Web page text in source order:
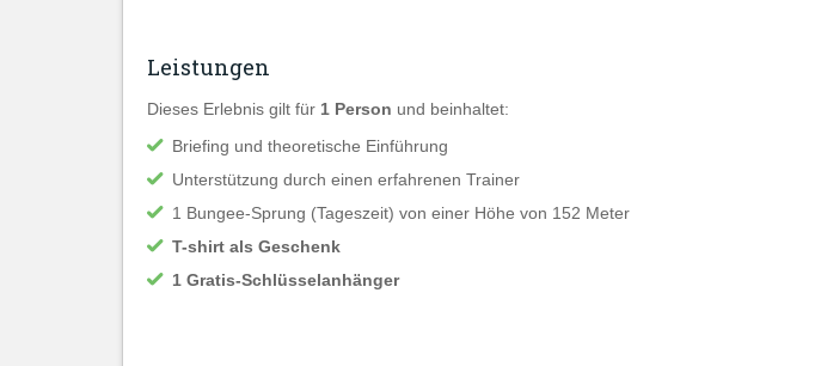
Leistungen
Dieses Erlebnis gilt für 1 Person und beinhaltet:
Briefing und theoretische Einführung
Unterstützung durch einen erfahrenen Trainer
1 Bungee-Sprung (Tageszeit) von einer Höhe von 152 Meter
T-shirt als Geschenk
1 Gratis-Schlüsselanhänger